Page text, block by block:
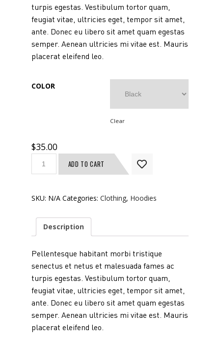
turpis egestas. Vestibulum tortor quam,
feugiat vitae, ultricies eget, tempor sit amet,
ante. Donec eu libero sit amet quam egestas
semper. Aenean ultricies mi vitae est. Mauris
placerat eleifend leo.
COLOR
Clear
$35.00
Your
ADD TO CART
SKU: N/A Categories: Clothing, Hoodies
Description
Pellentesque habitant morbi tristique
senectus et netus et malesuada fames ac
turpis egestas. Vestibulum tortor quam,
feugiat vitae, ultricies eget, tempor sit amet,
ante. Donec eu libero sit amet quam egestas
semper. Aenean ultricies mi vitae est. Mauris
placerat eleifend leo.